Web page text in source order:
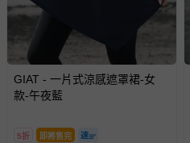
GIAT - 一片式涼感遮罩裙-女
款-午夜藍
5折 即將售完